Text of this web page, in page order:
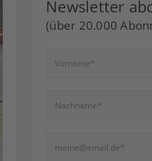
Newsletter
(über 20.000